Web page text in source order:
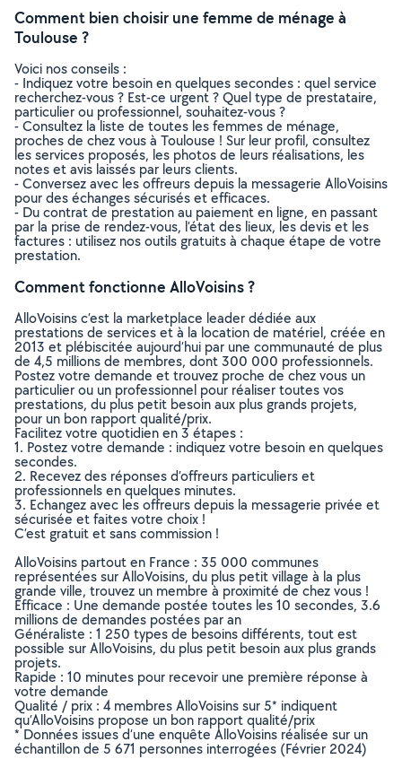
Comment bien choisir une femme de ménage à
Toulouse ?
Voici nos conseils :
- Indiquez votre besoin en quelques secondes : quel service
recherchez-vous ? Est-ce urgent ? Quel type de prestataire,
particulier ou professionnel, souhaitez-vous ?
- Consultez la liste de toutes les femmes de ménage,
proches de chez vous à Toulouse ! Sur leur profil, consultez
les services proposés, les photos de leurs réalisations, les
notes et avis laissés par leurs clients.
- Conversez avec les offreurs depuis la messagerie AlloVoisins
pour des échanges sécurisés et efficaces.
- Du contrat de prestation au paiement en ligne, en passant
par la prise de rendez-vous, l’état des lieux, les devis et les
factures : utilisez nos outils gratuits à chaque étape de votre
prestation.
Comment fonctionne AlloVoisins ?
AlloVoisins c’est la marketplace leader dédiée aux
prestations de services et à la location de matériel, créée en
2013 et plébiscitée aujourd’hui par une communauté de plus
de 4,5 millions de membres, dont 300 000 professionnels.
Postez votre demande et trouvez proche de chez vous un
particulier ou un professionnel pour réaliser toutes vos
prestations, du plus petit besoin aux plus grands projets,
pour un bon rapport qualité/prix.
Facilitez votre quotidien en 3 étapes :
1. Postez votre demande : indiquez votre besoin en quelques
secondes.
2. Recevez des réponses d’offreurs particuliers et
professionnels en quelques minutes.
3. Echangez avec les offreurs depuis la messagerie privée et
sécurisée et faites votre choix !
C’est gratuit et sans commission !
AlloVoisins partout en France : 35 000 communes
représentées sur AlloVoisins, du plus petit village à la plus
grande ville, trouvez un membre à proximité de chez vous !
Efficace : Une demande postée toutes les 10 secondes, 3.6
millions de demandes postées par an
Généraliste : 1 250 types de besoins différents, tout est
possible sur AlloVoisins, du plus petit besoin aux plus grands
projets.
Rapide : 10 minutes pour recevoir une première réponse à
votre demande
Qualité / prix : 4 membres AlloVoisins sur 5* indiquent
qu’AlloVoisins propose un bon rapport qualité/prix
* Données issues d’une enquête AlloVoisins réalisée sur un
échantillon de 5 671 personnes interrogées (Février 2024)